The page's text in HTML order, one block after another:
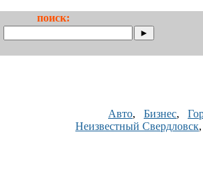
поиск:
Авто, Бизнес,
Неизвестный Свердловск